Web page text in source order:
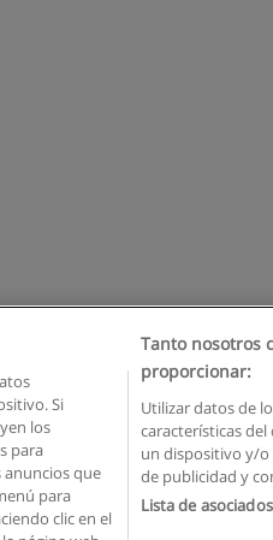
de uso Privacidad de datos
© Educaedu Business S.L. - CIF : B-
Si
los
para
anuncios que
para
clic en el
Tanto nosotros
proporcionar:
Utilizar datos de
características
un dispositivo y/o
de publicidad y
Lista de